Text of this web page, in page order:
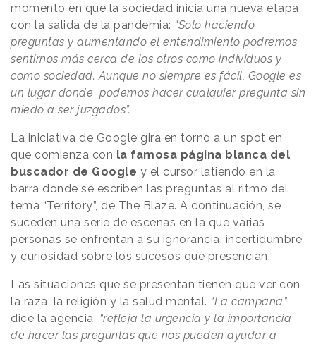
momento en que la sociedad inicia una nueva etapa
con la salida de la pandemia: “Solo haciendo
preguntas y aumentando el entendimiento podremos
sentirnos más cerca de los otros como individuos y
como sociedad. Aunque no siempre es fácil, Google es
un lugar donde podemos hacer cualquier pregunta sin
miedo a ser juzgados”.
La iniciativa de Google gira en torno a un spot en
que comienza con la famosa página blanca del
buscador de Google y el cursor latiendo en la
barra donde se escriben las preguntas al ritmo del
tema “Territory”, de The Blaze. A continuación, se
suceden una serie de escenas en la que varias
personas se enfrentan a su ignorancia, incertidumbre
y curiosidad sobre los sucesos que presencian.
Las situaciones que se presentan tienen que ver con
la raza, la religión y la salud mental. “La campaña”,
dice la agencia, “refleja la urgencia y la importancia
de hacer las preguntas que nos pueden ayudar a